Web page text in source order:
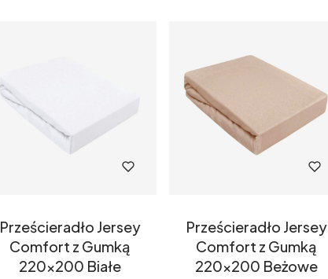
Prześcieradło Jersey
Comfort z Gumką
220x200 Białe
Prześcieradło Jersey
Comfort z Gumką
220x200 Beżowe